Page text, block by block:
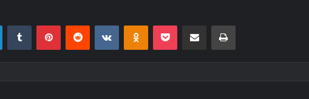
LinkedInTumblr PinterestReddit VKontakteOdnoklassniki
Pocket E-Posta ile paylaş Yazdır